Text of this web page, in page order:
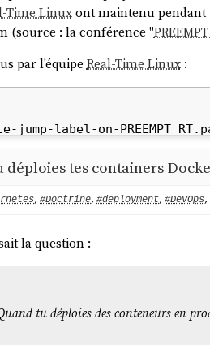
to your repositories
open-webui/charts/
open-webui/templates/
open-webui/charts/
open-webui/templates/
open-webui/charts/
open-webui/templates/
Time Linuxont maintenu pendant
(source : la conférence "
par l'équipe Real-Time Linux:
déploies tes containers
, #Doctrine, #deployment, #DevOps,
la question :
tu déploies des conteneurs en